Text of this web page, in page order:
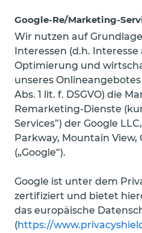
Google-Re/Marketing-
Wir nutzen auf
Interessen (d.h. Interesse
Optimierung und
unseres
Abs. 1 lit. f. DSGVO) die
Remarketing-Dienste
Services”) der Google
Parkway, Mountain View,
(„Google“).
Google ist unter dem
zertifiziert und bietet
das europäische
(https://